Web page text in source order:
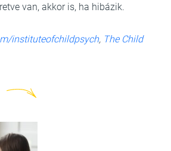
van, akkor is, ha hibázik.
instituteofchildpsych, The Child